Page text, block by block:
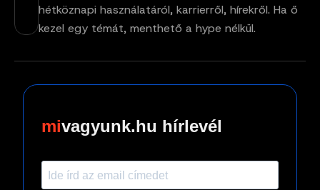
hétköznapi használatáról, karrierről, hírekről. Ha ő
kezel egy témát, menthető a hype nélkül.
vagyunk.hu hírlevél